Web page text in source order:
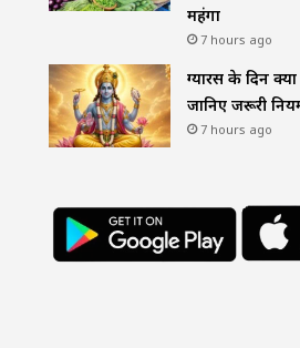
महंगा
7 hours ago
ग्यारस के दिन
जानिए जरूरी
7 hours ago